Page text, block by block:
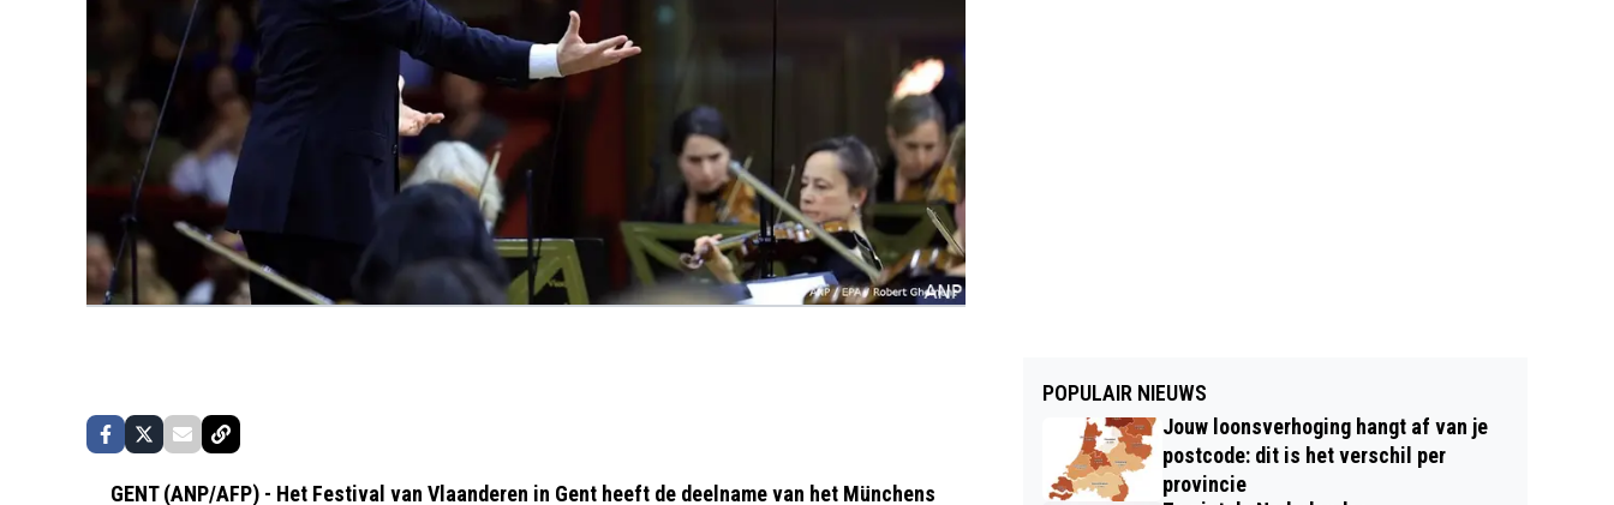
GENT (ANP/AFP) - Het Festival van Vlaanderen in Gent heeft de deelname van het Münchens
POPULAIR NIEUWS
Jouw loonsverhoging hangt af van je
postcode: dit is het verschil per
provincie